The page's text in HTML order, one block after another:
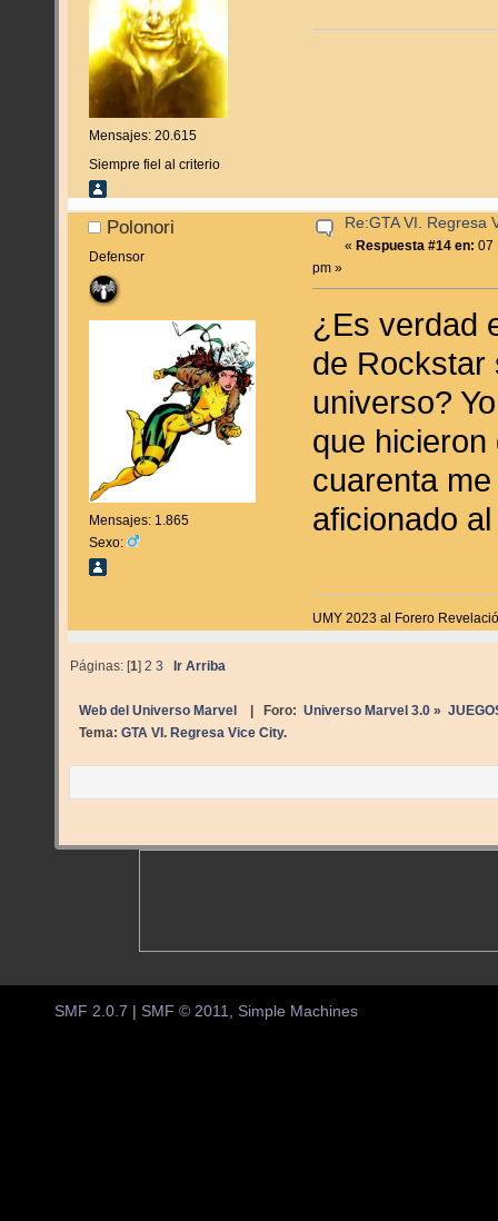
Mensajes: 20.615
Siempre fiel al criterio
Polonori
Defensor
Mensajes: 1.865
Sexo:
Re:GTA VI. Regresa
« Respuesta #14 en: 07
pm »
¿Es verdad
de Rockstar
universo?
que
cuarenta
aficionado
UMY 2023 al Forero
Páginas: [1]2 3 Ir Arriba
Web del Universo Marvel | Foro: Universo Marvel 3.0»
Tema: GTA VI. Regresa Vice City.
SMF 2.0.7 | SMF © 2011 Simple Machines